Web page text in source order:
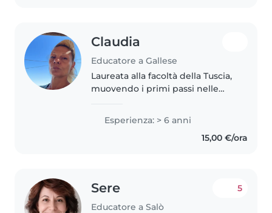
Claudia
Educatore a Gallese
Laureata alla facoltà della Tuscia,
muovendo i primi passi nelle
sensibilizzazione dell’ambiente e
alla conoscenza dello stesso
Esperienza: > 6 anni
15,00 €/ora
Sere
Educatore a Salò
5